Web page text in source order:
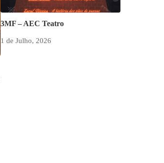
3MF – AEC Teatro
1 de Julho, 2026